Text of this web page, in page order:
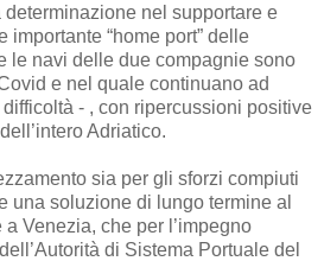
nel supportare e
importante “home port” delle
le navi delle due compagnie sono
e nel quale continuano ad
- , con ripercussioni positive
Adriatico.
sia per gli sforzi compiuti
una soluzione di lungo termine al
Venezia, che per l’impegno
di Sistema Portuale del